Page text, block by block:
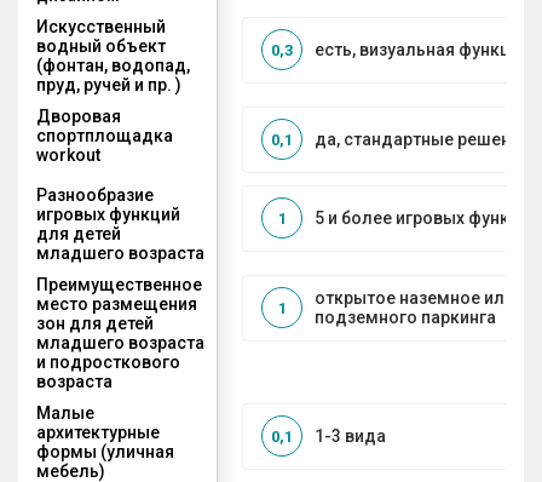
Искусственный
водный объект
(фонтан, водопад,
пруд, ручей и пр. )
есть, визуальная функция
0,3
Дворовая
спортплощадка
workout
да, стандартные решения
0,1
Разнообразие
игровых функций
для детей
младшего возраста
5 и более игровых функций
1
Преимущественное
место размещения
зон для детей
младшего возраста
и подросткового
возраста
открытое наземное или на
подземного паркинга
1
Малые
архитектурные
формы (уличная
мебель)
1-3 вида
0,1